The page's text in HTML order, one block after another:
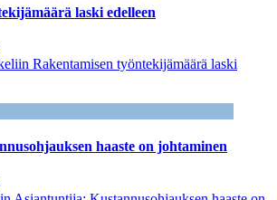
laski edelleen
Rakentamisen työntekijämäärä laski
haaste on johtaminen